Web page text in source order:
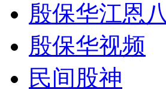
殷保华江恩
殷保华视频
民间股神